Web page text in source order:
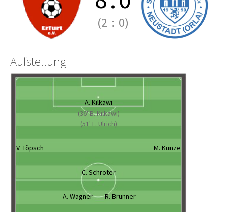
(2 : 0)
Aufstellung
A. Kilkawi
(36' B. Kilkawi)
(51' L. Ulrich)
V. Töpsch M. Kunze
C. Schröter
A. Wagner R. Brünner